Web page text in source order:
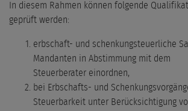
In diesem Rahmen können folgende
geprüft werden:
erbschaft- und schenkungsteuerliche
Mandanten in Abstimmung mit dem
Steuerberater einordnen,
bei Erbschafts- und
Steuerbarkeit unter Berücksichtigung